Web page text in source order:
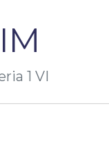
1 VI